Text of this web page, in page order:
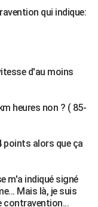
qui indique:
d'au moins
heures non ? ( 85-
alors que ça
m'a indiqué signé
Mais là, je suis
contravention...